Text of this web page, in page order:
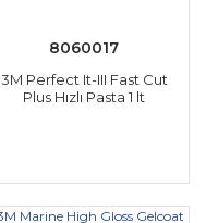
8060017
3M Perfect It-III Fast Cut
Plus Hızlı Pasta 1 lt